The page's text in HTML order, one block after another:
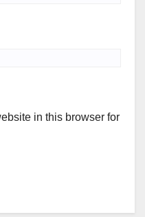
in this browser for